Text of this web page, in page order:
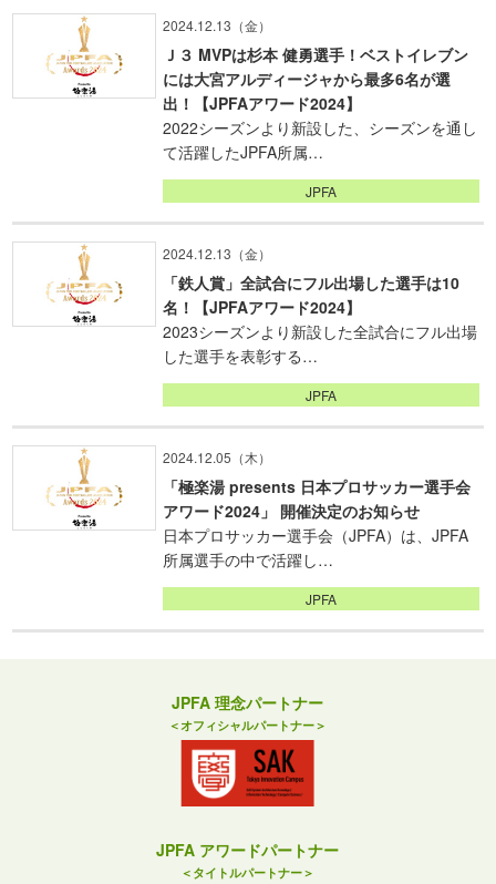
2024.12.13（金）
Ｊ３ MVPは杉本 健勇選手！ベストイレブン
には大宮アルディージャから最多6名が選
出！【JPFAアワード2024】
2022シーズンより新設した、シーズンを通し
て活躍したJPFA所属…
JPFA
2024.12.13（金）
「鉄人賞」全試合にフル出場した選手は10
名！【JPFAアワード2024】
2023シーズンより新設した全試合にフル出場
した選手を表彰する…
JPFA
2024.12.05（木）
「極楽湯 presents 日本プロサッカー選手会
アワード2024」 開催決定のお知らせ
日本プロサッカー選手会（JPFA）は、JPFA
所属選手の中で活躍し…
JPFA
JPFA 理念パートナー
＜オフィシャルパートナー＞
JPFA アワードパートナー
＜タイトルパートナー＞